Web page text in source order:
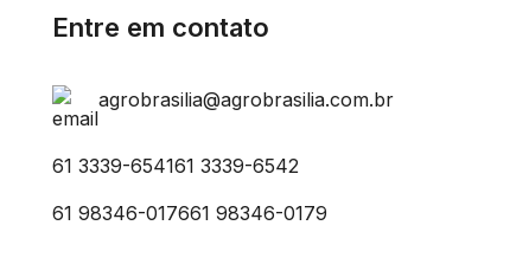
Entre em contato
agrobrasilia@agrobrasilia.com.br
61 3339-654161 3339-6542
61 98346-017661 98346-0179